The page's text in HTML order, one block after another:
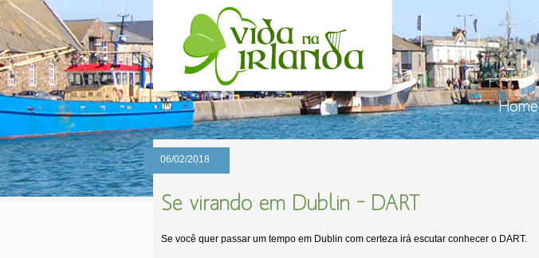
Home
06/02/2018
Se virando em Dublin – DART
Se você quer passar um tempo em Dublin com certeza irá escutar conhecer o DART.